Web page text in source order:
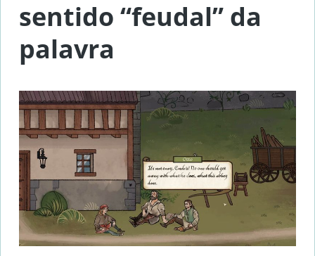
sentido “feudal” da
palavra